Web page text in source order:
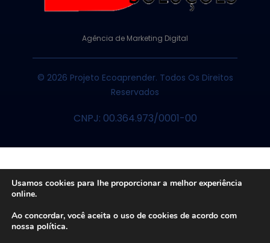
Agência de Marketing Digital
© 2026 Projeto Ecoaprender. Todos Os Direitos
Reservados
CNPJ: 00.364.973/0001-00
Usamos cookies para lhe proporcionar a melhor experiência
online.
Ao concordar, você aceita o uso de cookies de acordo com
nossa política.